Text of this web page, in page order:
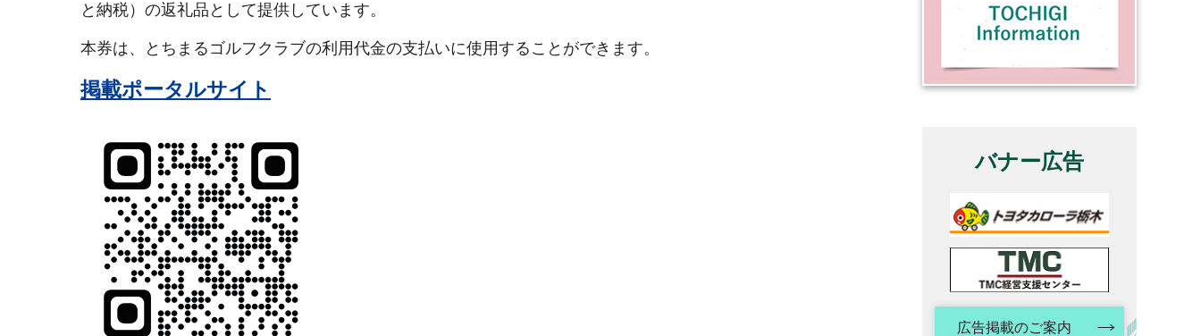
と納税）の返礼品として提供しています。
本券は、とちまるゴルフクラブの利用代金の支払いに使用することができます。
掲載ポータルサイト
バナー広告
広告掲載のご案内